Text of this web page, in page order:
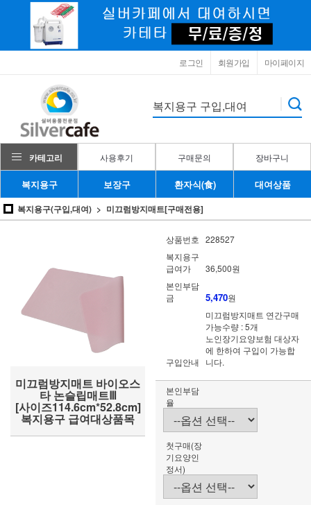
마이페이지
회원가입
로그인
카테고리 사용후기 구매문의 장바구니
복지용구 보장구 환자식(食) 대여상품
복지용구(구입,대여) 미끄럼방지매트[구매전용]
미끄럼방지매트 바이오스
타 논슬립매트Ⅲ
[사이즈114.6cm*52.8cm]
복지용구 급여대상품목
상품번호 228527
복지용구
급여가
36,500원
본인부담
금
5,470원
구입안내
미끄럼방지매트 연간구매
가능수량 : 5개
노인장기요양보험 대상자
에 한하여 구입이 가능합
니다.
본인부담
율
첫구매(장
기요양인
정서)